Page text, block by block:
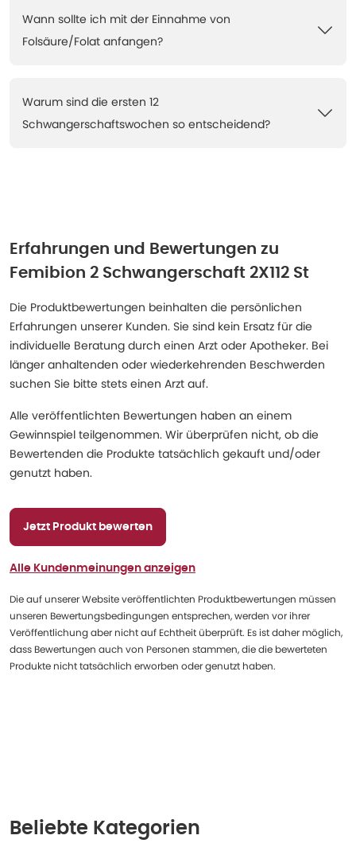
Wann sollte ich mit der Einnahme von
Folsäure/Folat anfangen?
Warum sind die ersten 12
Schwangerschaftswochen so entscheidend?
Erfahrungen und Bewertungen zu
Femibion 2 Schwangerschaft 2X112 St
Die Produktbewertungen beinhalten die persönlichen
Erfahrungen unserer Kunden. Sie sind kein Ersatz für die
individuelle Beratung durch einen Arzt oder Apotheker. Bei
länger anhaltenden oder wiederkehrenden Beschwerden
suchen Sie bitte stets einen Arzt auf.
Alle veröffentlichten Bewertungen haben an einem
Gewinnspiel teilgenommen. Wir überprüfen nicht, ob die
Bewertenden die Produkte tatsächlich gekauft und/oder
genutzt haben.
Jetzt Produkt bewerten
Alle Kundenmeinungen anzeigen
Die auf unserer Website veröffentlichten Produktbewertungen müssen
unseren Bewertungsbedingungen entsprechen, werden vor ihrer
Veröffentlichung aber nicht auf Echtheit überprüft. Es ist daher möglich,
dass Bewertungen auch von Personen stammen, die die bewerteten
Produkte nicht tatsächlich erworben oder genutzt haben.
Beliebte Kategorien